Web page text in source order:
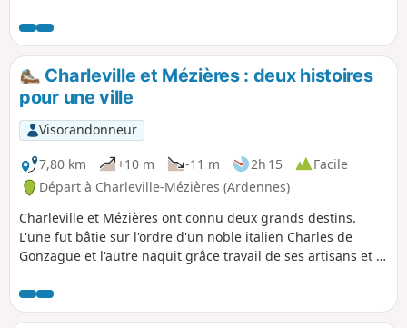
Charleville et Mézières : deux histoires
pour une ville
Visorandonneur
7,80 km
+10 m -11 m 2h 15
Facile
Départ à Charleville-Mézières (Ardennes)
Charleville et Mézières ont connu deux grands destins.
L'une fut bâtie sur l'ordre d'un noble italien Charles de
Gonzague et l'autre naquit grâce travail de ses artisans et à